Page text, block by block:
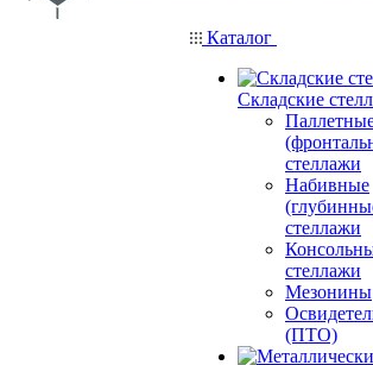
Каталог
Складские
стеллажи
Набивные
стеллажи
стеллажи
Мезонины
(ПТО)